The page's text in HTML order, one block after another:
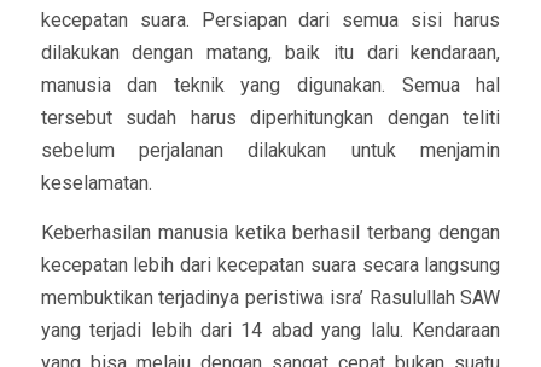
kecepatan suara. Persiapan dari semua sisi harus
dilakukan dengan matang, baik itu dari kendaraan,
manusia dan teknik yang digunakan. Semua hal
tersebut sudah harus diperhitungkan dengan teliti
sebelum perjalanan dilakukan untuk menjamin
keselamatan.
Keberhasilan manusia ketika berhasil terbang dengan
kecepatan lebih dari kecepatan suara secara langsung
membuktikan terjadinya peristiwa isra’ Rasulullah SAW
yang terjadi lebih dari 14 abad yang lalu. Kendaraan
yang bisa melaju dengan sangat cepat bukan suatu